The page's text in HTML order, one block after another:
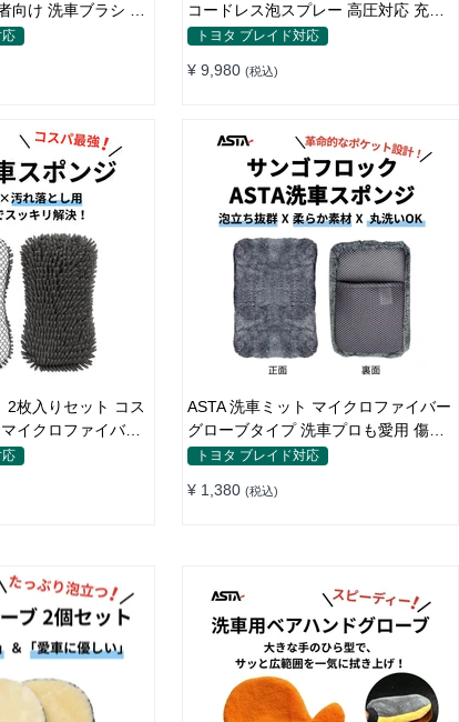
向け 洗車ブラシ ス
ーブ タイヤブラシ
水切り・隙間掃
応
コードレス泡スプレー 高圧対応 充電
式フォームスプレー 洗車グッズ 車・
トヨタ ブレイド対応
¥ 9,980 (税込)
2枚入りセット コス
イクロファイバー
イク 自転車用 洗
応
ASTA 洗車ミット マイクロファイバー
グローブタイプ 洗車プロも愛用 傷防
止 高吸水 車 バイク用 洗車ディテイリ
トヨタ ブレイド対応
¥ 1,380 (税込)